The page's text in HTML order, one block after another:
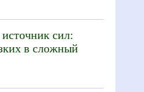
сил:
в сложный